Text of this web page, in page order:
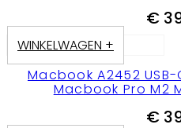
€
WINKELWAGEN +
Macbook A2452
Macbook Pro M2
€